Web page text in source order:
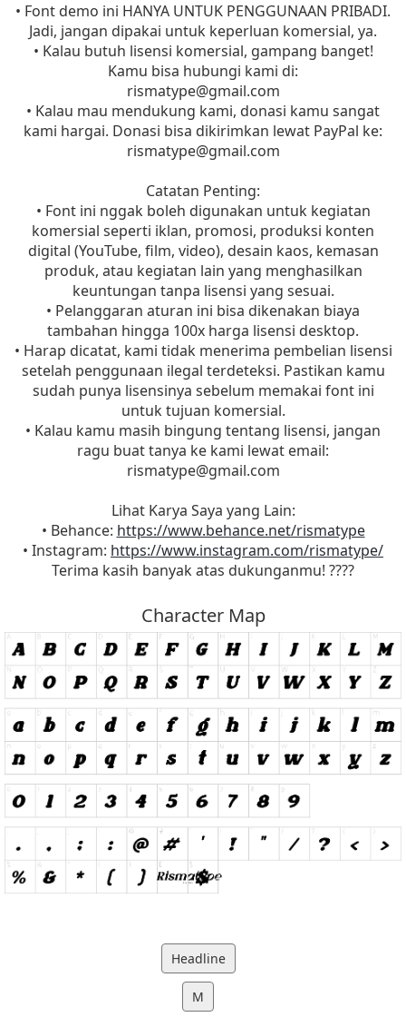
• Font demo ini HANYA UNTUK PENGGUNAAN PRIBADI.
Jadi, jangan dipakai untuk keperluan komersial, ya.
• Kalau butuh lisensi komersial, gampang banget!
Kamu bisa hubungi kami di:
rismatype@gmail.com
• Kalau mau mendukung kami, donasi kamu sangat
kami hargai. Donasi bisa dikirimkan lewat PayPal ke:
rismatype@gmail.com
Catatan Penting:
• Font ini nggak boleh digunakan untuk kegiatan
komersial seperti iklan, promosi, produksi konten
digital (YouTube, film, video), desain kaos, kemasan
produk, atau kegiatan lain yang menghasilkan
keuntungan tanpa lisensi yang sesuai.
• Pelanggaran aturan ini bisa dikenakan biaya
tambahan hingga 100x harga lisensi desktop.
• Harap dicatat, kami tidak menerima pembelian lisensi
setelah penggunaan ilegal terdeteksi. Pastikan kamu
sudah punya lisensinya sebelum memakai font ini
untuk tujuan komersial.
• Kalau kamu masih bingung tentang lisensi, jangan
ragu buat tanya ke kami lewat email:
rismatype@gmail.com
Lihat Karya Saya yang Lain:
• Behance: https://www.behance.net/rismatype
• Instagram: https://www.instagram.com/rismatype/
Terima kasih banyak atas dukunganmu! ????
Character Map
Headline
M